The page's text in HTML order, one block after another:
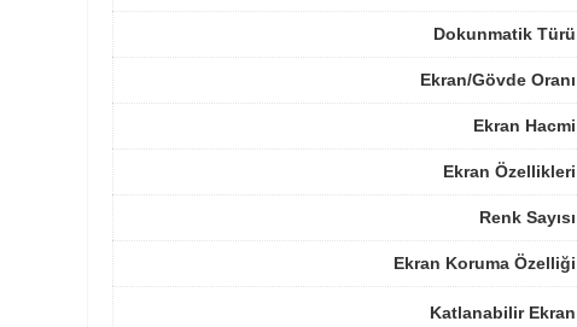
Dokunmatik Türü
Ekran/Gövde Oranı
Ekran Hacmi
Ekran Özellikleri
Renk Sayısı
Ekran Koruma Özelliği
Katlanabilir Ekran